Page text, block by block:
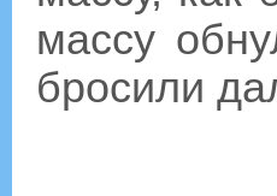
массу
бросили